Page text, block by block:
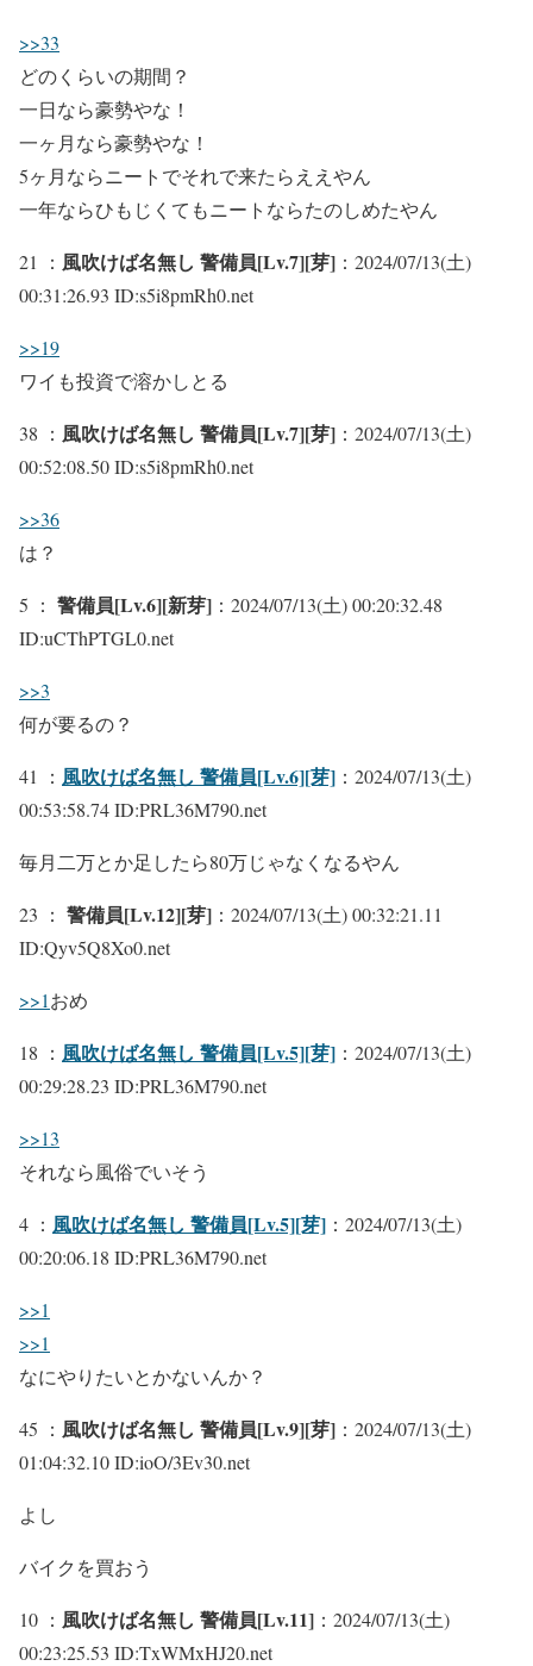
>>33
どのくらいの期間？
一日なら豪勢やな！
一ヶ月なら豪勢やな！
5ヶ月ならニートでそれで来たらええやん
一年ならひもじくてもニートならたのしめたやん
21 ： 風吹けば名無し 警備員[Lv.7][芽] ：2024/07/13(土)
00:31:26.93 ID:s5i8pmRh0.net
>>19
ワイも投資で溶かしとる
38 ： 風吹けば名無し 警備員[Lv.7][芽] ：2024/07/13(土)
00:52:08.50 ID:s5i8pmRh0.net
>>36
は？
5 ： 警備員[Lv.6][新芽] ：2024/07/13(土) 00:20:32.48
ID:uCThPTGL0.net
>>3
何が要るの？
41 ： 風吹けば名無し 警備員[Lv.6][芽] ：2024/07/13(土)
00:53:58.74 ID:PRL36M790.net
毎月二万とか足したら80万じゃなくなるやん
23 ： 警備員[Lv.12][芽] ：2024/07/13(土) 00:32:21.11
ID:Qyv5Q8Xo0.net
>>1おめ
18 ： 風吹けば名無し 警備員[Lv.5][芽] ：2024/07/13(土)
00:29:28.23 ID:PRL36M790.net
>>13
それなら風俗でいそう
4 ： 風吹けば名無し 警備員[Lv.5][芽] ：2024/07/13(土)
00:20:06.18 ID:PRL36M790.net
>>1
>>1
なにやりたいとかないんか？
45 ： 風吹けば名無し 警備員[Lv.9][芽] ：2024/07/13(土)
01:04:32.10 ID:ioO/3Ev30.net
よし
バイクを買おう
10 ： 風吹けば名無し 警備員[Lv.11] ：2024/07/13(土)
00:23:25.53 ID:TxWMxHJ20.net